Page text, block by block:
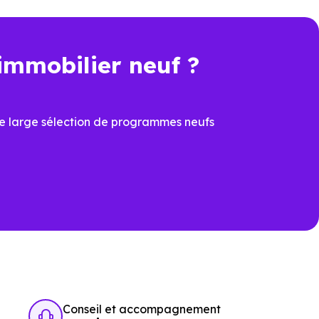
produits de défiscalisation
neuf ?
large sélection de programmes neufs
Conseil et accompagnement